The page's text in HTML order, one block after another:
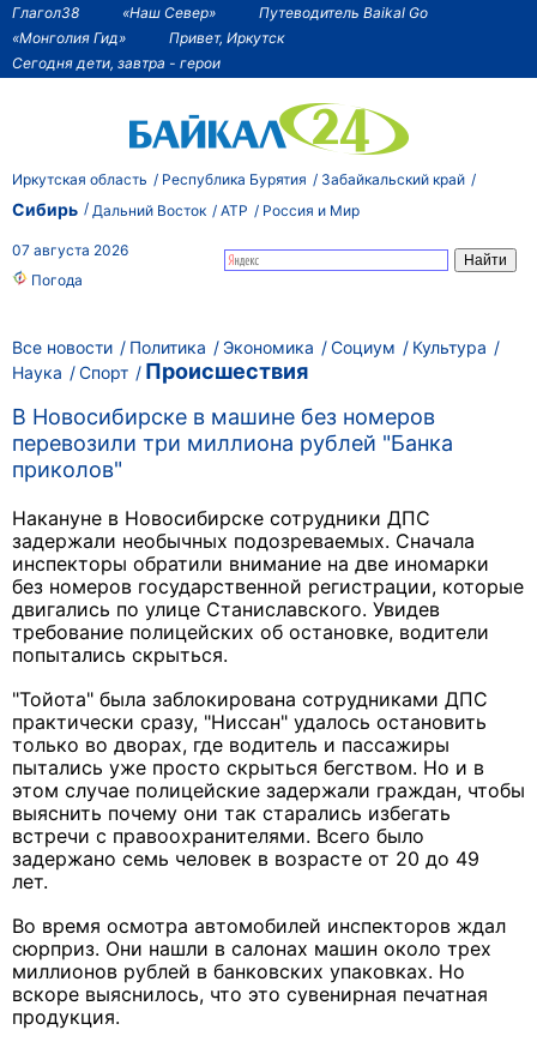
Глагол38 «Наш Север»
Путеводитель Baikal Go
«Монголия Гид»
Привет, Иркутск
Сегодня дети, завтра - герои
Иркутская область Республика Бурятия Забайкальский край
Сибирь Дальний Восток АТР Россия и Мир
07 августа 2026
Погода
Все новости Политика Экономика Социум
Культура
Наука
Спорт
Происшествия
В Новосибирске в машине без номеров
перевозили три миллиона рублей "Банка
приколов"
Накануне в Новосибирске сотрудники ДПС
задержали необычных подозреваемых. Сначала
инспекторы обратили внимание на две иномарки
без номеров государственной регистрации, которые
двигались по улице Станиславского. Увидев
требование полицейских об остановке, водители
попытались скрыться.
"Тойота" была заблокирована сотрудниками ДПС
практически сразу, "Ниссан" удалось остановить
только во дворах, где водитель и пассажиры
пытались уже просто скрыться бегством. Но и в
этом случае полицейские задержали граждан, чтобы
выяснить почему они так старались избегать
встречи с правоохранителями. Всего было
задержано семь человек в возрасте от 20 до 49
лет.
Во время осмотра автомобилей инспекторов ждал
сюрприз. Они нашли в салонах машин около трех
миллионов рублей в банковских упаковках. Но
вскоре выяснилось, что это сувенирная печатная
продукция.